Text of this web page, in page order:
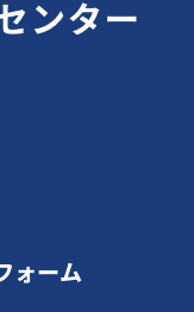
ォーム